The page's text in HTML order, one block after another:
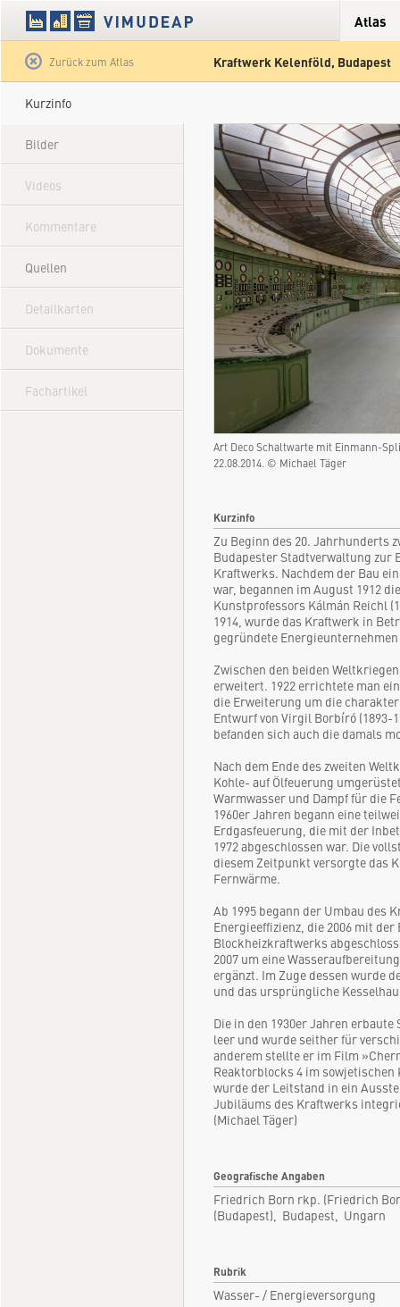
Atlas
Zurück zum Atlas Kraftwerk Kelenföld, Budapest
Kurzinfo
Bilder
Videos
Kommentare
Quellen
Detailkarten
Dokumente
Fachartikel
Art Deco Schaltwarte mit Einmann-
22.08.2014. © Michael Täger
Kurzinfo
Zu Beginn des 20. Jahrhunderts
Budapester Stadtverwaltung
Kraftwerks. Nachdem der Bau
war, begannen im August 1912
Kunstprofessors Kálmán Reichl
1914, wurde das Kraftwerk in
gegründete Energieunternehmen
Zwischen den beiden
erweitert. 1922 errichtete man
die Erweiterung um die
Entwurf von Virgil Borbíró (1893-
befanden sich auch die damals
Nach dem Ende des zweiten
Kohle- auf Ölfeuerung
Warmwasser und Dampf für die
1960er Jahren begann eine
Erdgasfeuerung, die mit der
1972 abgeschlossen war. Die
diesem Zeitpunkt versorgte das
Fernwärme.
Ab 1995 begann der Umbau des
Energieeffizienz, die 2006 mit
Blockheizkraftwerks
2007 um eine
ergänzt. Im Zuge dessen wurde
und das ursprüngliche
Die in den 1930er Jahren
leer und wurde seither für
anderem stellte er im Film
Reaktorblocks 4 im
wurde der Leitstand in ein
Jubiläums des Kraftwerks
(Michael Täger)
Geografische Angaben
Friedrich Born rkp. (Friedrich
(Budapest), Budapest, Ungarn
Rubrik
Wasser- / Energieversorgung
Satellit Hybrid Gelände Straße